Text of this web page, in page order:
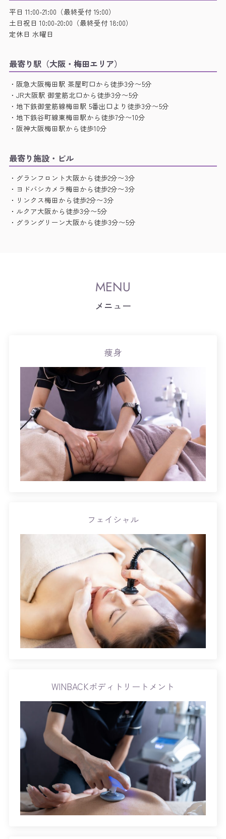
平日 11:00-21:00（最終受付 19:00）
土日祝日 10:00-20:00（最終受付 18:00）
定休日 水曜日
最寄り駅（大阪・梅田エリア）
・阪急大阪梅田駅 茶屋町口から徒歩3分〜5分
・JR大阪駅 御堂筋北口から徒歩3分〜5分
・地下鉄御堂筋線梅田駅 5番出口より徒歩3分〜5分
・地下鉄谷町線東梅田駅から徒歩7分〜10分
・阪神大阪梅田駅から徒歩10分
最寄り施設・ビル
・グランフロント大阪から徒歩2分〜3分
・ヨドバシカメラ梅田から徒歩2分〜3分
・リンクス梅田から徒歩2分〜3分
・ルクア大阪から徒歩3分〜5分
・グラングリーン大阪から徒歩3分〜5分
メニュー
痩身
フェイシャル
WINBACKボディトリートメント